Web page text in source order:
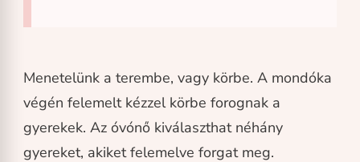
Menetelünk a terembe, vagy körbe. A mondóka
végén felemelt kézzel körbe forognak a
gyerekek. Az óvónő kiválaszthat néhány
gyereket, akiket felemelve forgat meg.